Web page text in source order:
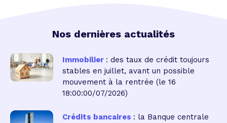
Nos dernières actualités
Immobilier : des taux de crédit toujours
stables en juillet, avant un possible
mouvement à la rentrée (le 16
18:00:00/07/2026)
Crédits bancaires : la Banque centrale